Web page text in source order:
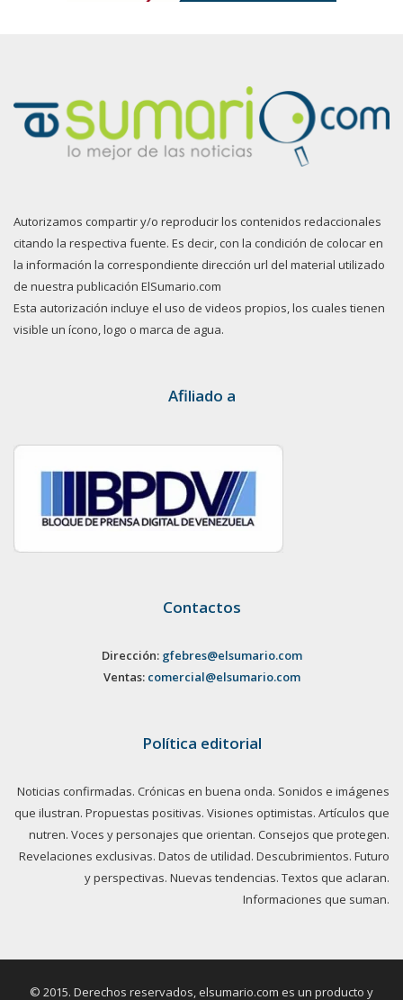
Autorizamos compartir y/o reproducir los contenidos redaccionales
citando la respectiva fuente. Es decir, con la condición de colocar en
la información la correspondiente dirección url del material utilizado
de nuestra publicación ElSumario.com
Esta autorización incluye el uso de videos propios, los cuales tienen
visible un ícono, logo o marca de agua.
Afiliado a
Contactos
Dirección: gfebres@elsumario.com
Ventas: comercial@elsumario.com
Política editorial
Noticias confirmadas. Crónicas en buena onda. Sonidos e imágenes
que ilustran. Propuestas positivas. Visiones optimistas. Artículos que
nutren. Voces y personajes que orientan. Consejos que protegen.
Revelaciones exclusivas. Datos de utilidad. Descubrimientos. Futuro
y perspectivas. Nuevas tendencias. Textos que aclaran.
Informaciones que suman.
© 2015. Derechos reservados, elsumario.com es un producto y